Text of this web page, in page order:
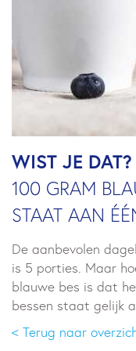
WIST JE DAT?
100 GRAM
STAAT AAN
De aanbevolen
is 5 porties. Maar
blauwe bes is dat
bessen staat gelijk
< Terug naar